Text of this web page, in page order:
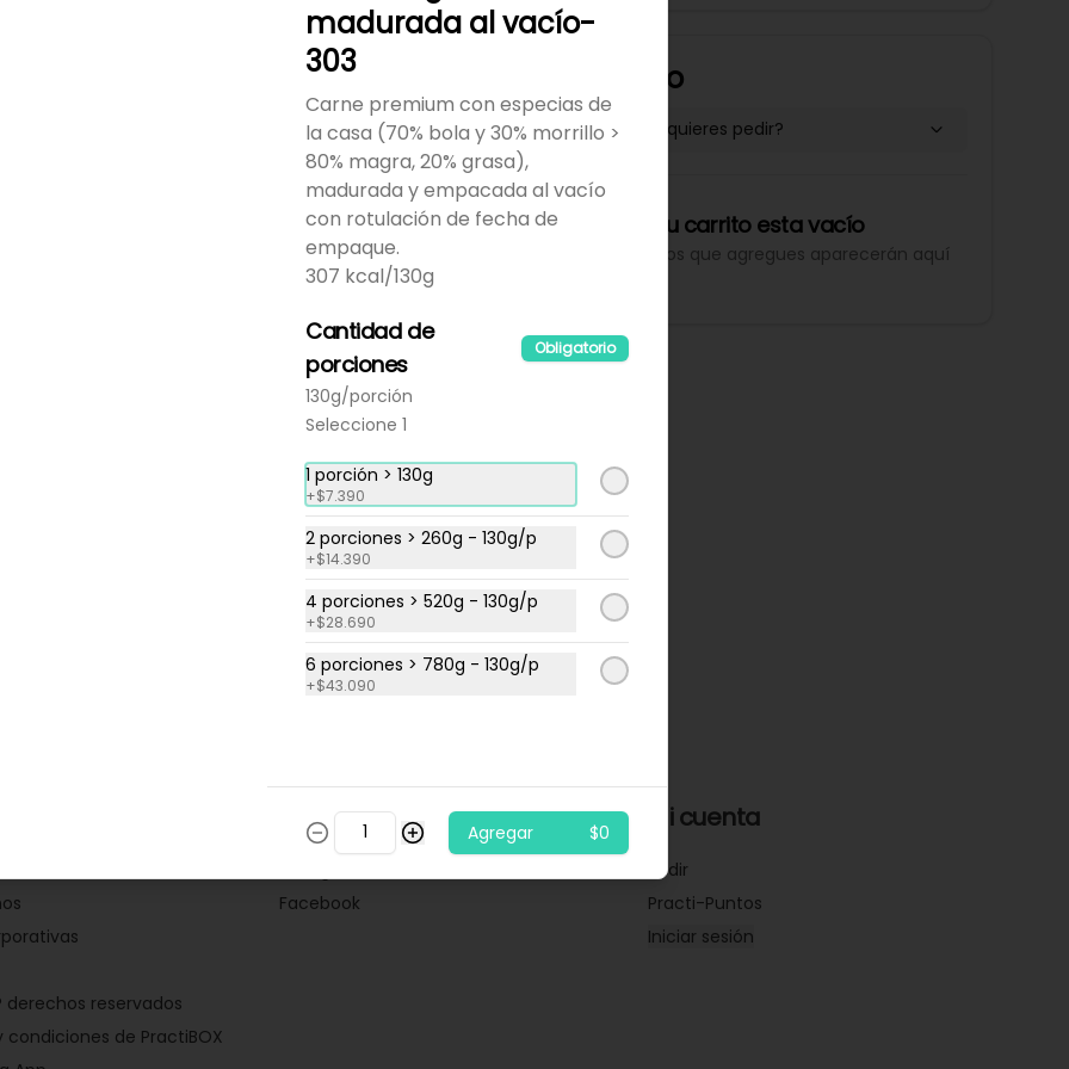
Tu Carrito
¿Dónde quieres pedir?
Tu carrito esta vacío
Los productos que agregues aparecerán aquí
derechos reservados
condiciones de PractiBOX
Redes sociales
Facebook
Mi cuenta
Pedir
Practi-Puntos
Iniciar sesión
madurada al vacío-
303
Carne premium con especias de
la casa (70% bola y 30% morrillo >
80% magra, 20% grasa),
madurada y empacada al vacío
con rotulación de fecha de
empaque.
307 kcal/130g
Cantidad de
porciones
Obligatorio
130g/porción
Seleccione 1
1 porción > 130g
+$7.390
2 porciones > 260g - 130g/p
+$14.390
4 porciones > 520g - 130g/p
+$28.690
6 porciones > 780g - 130g/p
+$43.090
Agregar $0